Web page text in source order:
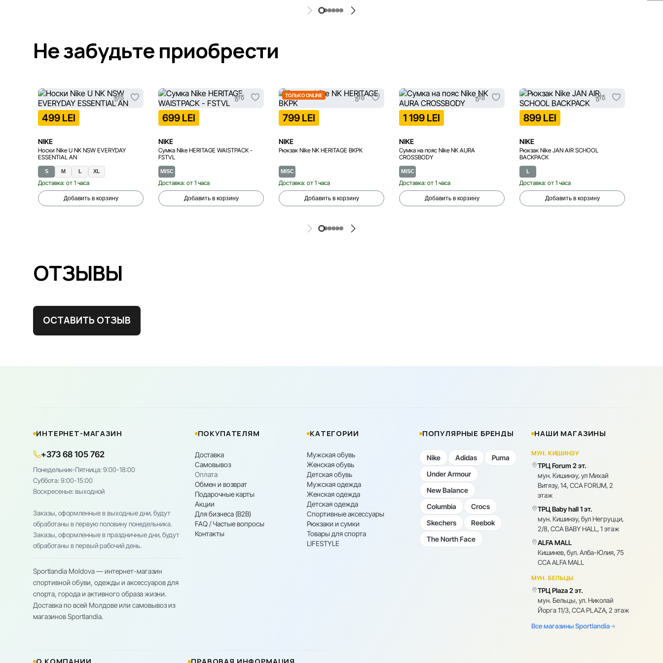
Не забудьте приобрести
499 LEI
NIKE
Носки Nike U NK NSW EVERYDAY
ESSENTIAL AN
S M L XL
Доставка: от 1 часа
Добавить в корзину
699 LEI
NIKE
Сумка Nike HERITAGE WAISTPACK -
FSTVL
MISC
Доставка: от 1 часа
Добавить в корзину
ТОЛЬКО ONLINE
799 LEI
NIKE
Рюкзак Nike NK HERITAGE BKPK
MISC
Доставка: от 1 часа
Добавить в корзину
1 199 LEI
NIKE
Сумка на пояс Nike NK AURA
CROSSBODY
MISC
Доставка: от 1 часа
Добавить в корзину
899 LEI
NIKE
Рюкзак Nike JAN AIR SCHOOL
BACKPACK
L
Доставка: от 1 часа
Добавить в корзину
ОТЗЫВЫ
ОСТАВИТЬ ОТЗЫВ
ИНТЕРНЕТ-МАГАЗИН
+373 68 105 762
Понедельник-Пятница: 9:00-18:00
Cуббота: 9:00-15:00
Воскресенье: выходной
Заказы, оформленные в выходные дни, будут
обработаны в первую половину понедельника.
Заказы, оформленные в праздничные дни, будут
обработаны в первый рабочий день.
Sportlandia Moldova — интернет-магазин
спортивной обуви, одежды и аксессуаров для
спорта, города и активного образа жизни.
Доставка по всей Молдове или самовывоз из
магазинов Sportlandia.
ПОКУПАТЕЛЯМ
Доставка
Самовывоз
Оплата
Обмен и возврат
Подарочные карты
Акции
Для бизнеса (B2B)
FAQ / Частые вопросы
Контакты
КАТЕГОРИИ
Мужская обувь
Женская обувь
Детская обувь
Мужская одежда
Женская одежда
Детская одежда
Спортивные аксессуары
Рюкзаки и сумки
Товары для спорта
LIFESTYLE
ПОПУЛЯРНЫЕ БРЕНДЫ
Nike Adidas
Puma
Under Armour
New Balance
Columbia
Crocs
Skechers
Reebok
The North Face
НАШИ МАГАЗИНЫ
МУН. КИШИНЭУ
ТРЦ Forum 2 эт.
мун. Кишинэу, ул Михай
Витязу, 14, CCA FORUM, 2
этаж
ТРЦ Baby hall 1 эт.
мун. Кишинэу, бул Негруцци,
2/8, CCA BABY HALL, 1 этаж
ALFA MALL
Кишинев, бул. Алба-Юлия, 75
CCA ALFA MALL
МУН. БЕЛЬЦЫ
ТРЦ Plaza 2 эт.
мун. Бельцы, ул. Николай
Йорга 11/3, CCA PLAZA, 2 этаж
Все магазины Sportlandia